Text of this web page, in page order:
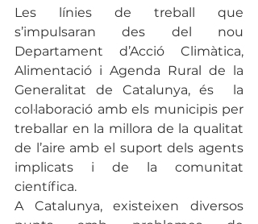
Les línies de treball que
s’impulsaran des del nou
Departament d’Acció Climàtica,
Alimentació i Agenda Rural de la
Generalitat de Catalunya, és  la
col·laboració amb els municipis per
treballar en la millora de la qualitat
de l’aire amb el suport dels agents
implicats i de la comunitat
científica.
A Catalunya, existeixen diversos